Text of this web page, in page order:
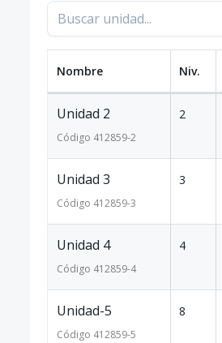
Nombre Niv.
Unidad 2
Código 412859-2
2
Unidad 3
Código 412859-3
3
Unidad 4
Código 412859-4
4
Unidad-5
Código 412859-5
8